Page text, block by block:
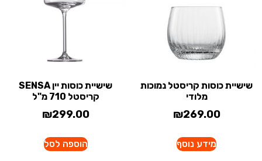
שישיית כוסות קריסטל נמוכות
מלודי
₪269.00
מידע נוסף
שישיית כוסות יין SENSA
קריסטל 710 מ"ל
₪299.00
הוספה לסל